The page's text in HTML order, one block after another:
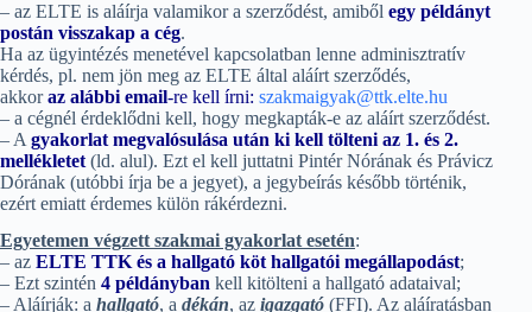
– az ELTE is aláírja valamikor a szerződést, amiből egy példányt
postán visszakap a cég.
Ha az ügyintézés menetével kapcsolatban lenne adminisztratív
kérdés, pl. nem jön meg az ELTE által aláírt szerződés,
akkoraz alábbi email-re kell írni: szakmaigyak@ttk.elte.hu
– a cégnél érdeklődni kell, hogy megkapták-e az aláírt szerződést.
– A gyakorlat megvalósulása után ki kell tölteni az 1. és 2.
mellékletet (ld. alul). Ezt el kell juttatni Pintér Nórának és Právicz
Dórának (utóbbi írja be a jegyet), a jegybeírás később történik,
ezért emiatt érdemes külön rákérdezni.
Egyetemen végzett szakmai gyakorlat esetén:
– az ELTE TTK és a hallgató köt hallgatói megállapodást;
– Ezt szintén 4 példányban kell kitölteni a hallgató adataival;
– Aláírják: a hallgató, a dékán, az igazgató (FFI). Az aláíratásban